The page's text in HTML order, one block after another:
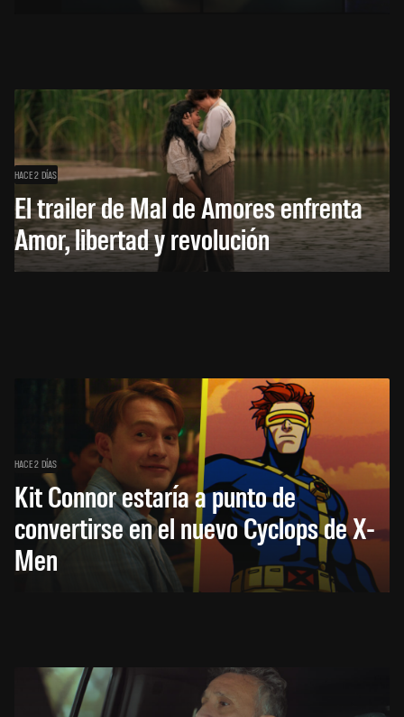
HACE 2 DÍAS
El trailer de Mal de Amores enfrenta
Amor, libertad y revolución
HACE 2 DÍAS
Kit Connor estaría a punto de
convertirse en el nuevo Cyclops de X-
Men